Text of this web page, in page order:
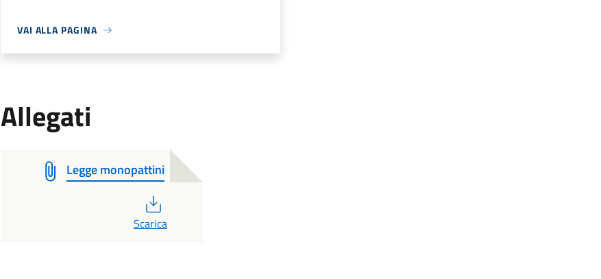
VAI ALLA PAGINA
Allegati
Legge monopattini
Scarica